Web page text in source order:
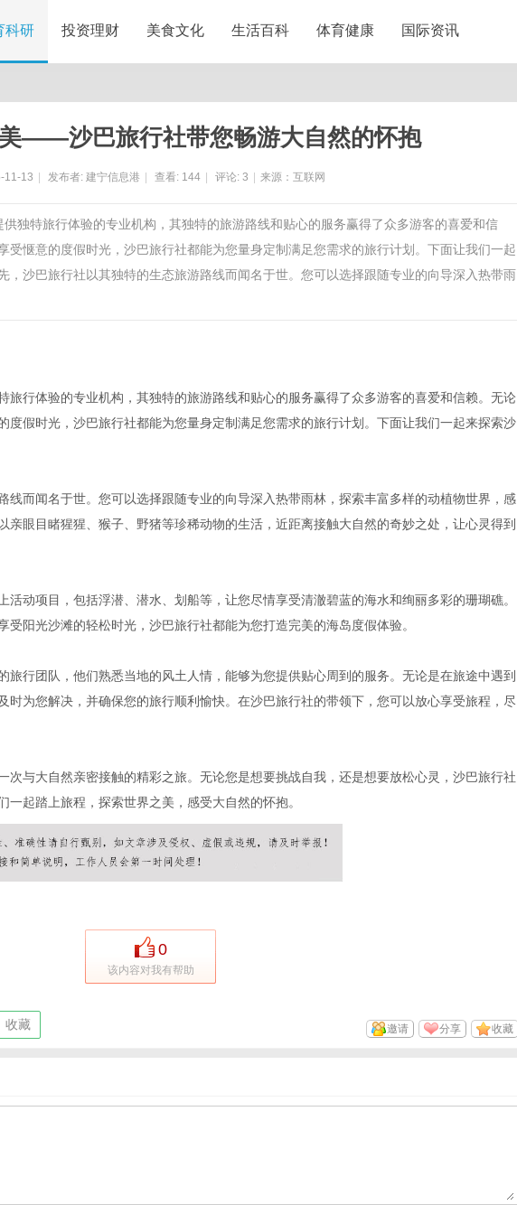
科研 投资理财 美食文化 生活百科 体育健康 国际资讯
——沙巴旅行社带您畅游大自然的怀抱
11-13 发布者: 建宁信息港 查看: 144 评论: 3 来源：互联网
独特旅行体验的专业机构，其独特的旅游路线和贴心的服务赢得了众多游客的喜爱和信
受惬意的度假时光，沙巴旅行社都能为您量身定制满足您需求的旅行计划。下面让我们一起
，沙巴旅行社以其独特的生态旅游路线而闻名于世。您可以选择跟随专业的向导深入热带雨
旅行体验的专业机构，其独特的旅游路线和贴心的服务赢得了众多游客的喜爱和信赖。无论
度假时光，沙巴旅行社都能为您量身定制满足您需求的旅行计划。下面让我们一起来探索沙
线而闻名于世。您可以选择跟随专业的向导深入热带雨林，探索丰富多样的动植物世界，感
亲眼目睹猩猩、猴子、野猪等珍稀动物的生活，近距离接触大自然的奇妙之处，让心灵得到
活动项目，包括浮潜、潜水、划船等，让您尽情享受清澈碧蓝的海水和绚丽多彩的珊瑚礁。
阳光沙滩的轻松时光，沙巴旅行社都能为您打造完美的海岛度假体验。
旅行团队，他们熟悉当地的风土人情，能够为您提供贴心周到的服务。无论是在旅途中遇到
时为您解决，并确保您的旅行顺利愉快。在沙巴旅行社的带领下，您可以放心享受旅程，尽
次与大自然亲密接触的精彩之旅。无论您是想要挑战自我，还是想要放松心灵，沙巴旅行社
起踏上旅程，探索世界之美，感受大自然的怀抱。
0
该内容对我有帮助
收藏 收藏
分享
邀请